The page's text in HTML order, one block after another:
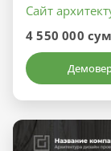
Сайт
4 550 000 сум